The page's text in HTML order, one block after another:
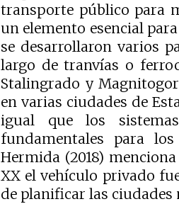
transporte público para
un elemento esencial
se desarrollaron varios
largo de tranvías o
Stalingrado y
en varias ciudades de
igual que los
fundamentales para
Hermida (2018)
XX el vehículo privado
de planificar las ciudades